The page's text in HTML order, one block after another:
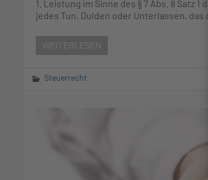
1. Leistung im Sinne des § 7 Abs. 8 Satz
jedes Tun, Dulden oder Unterlassen,
WEITERLESEN
Steuerrecht